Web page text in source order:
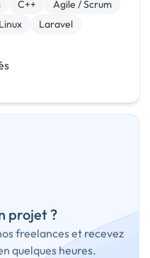
C++
Agile / Scrum
Linux
Laravel
projet ?
freelances et recevez
quelques heures.